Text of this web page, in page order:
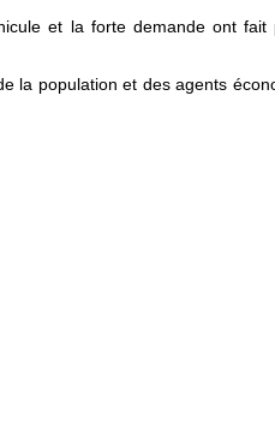
et la forte demande ont
population et des agents